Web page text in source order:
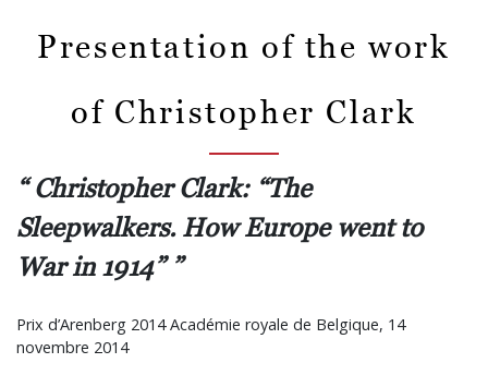
Presentation of the work
of Christopher Clark
Christopher Clark: “The
Sleepwalkers. How Europe went to
War in 1914”
Prix d’Arenberg 2014 Académie royale de Belgique, 14
novembre 2014